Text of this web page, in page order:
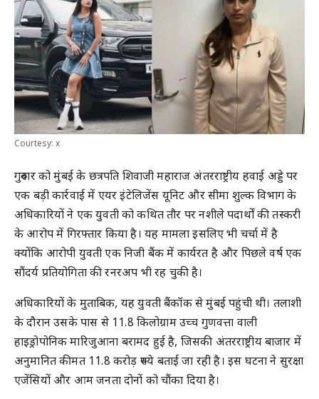
कारोबार
Courtesy: x
गुरुवार को मुंबई के छत्रपति शिवाजी महाराज अंतरराष्ट्रीय हवाई अड्डे पर
एक बड़ी कार्रवाई में एयर इंटेलिजेंस यूनिट और सीमा शुल्क विभाग के
अधिकारियों ने एक युवती को कथित तौर पर नशीले पदार्थों की तस्करी
के आरोप में गिरफ्तार किया है। यह मामला इसलिए भी चर्चा में है
क्योंकि आरोपी युवती एक निजी बैंक में कार्यरत है और पिछले वर्ष एक
सौंदर्य प्रतियोगिता की रनरअप भी रह चुकी है।
अधिकारियों के मुताबिक, यह युवती बैंकॉक से मुंबई पहुंची थी। तलाशी
के दौरान उसके पास से 11.8 किलोग्राम उच्च गुणवत्ता वाली
हाइड्रोपोनिक मारिजुआना बरामद हुई है, जिसकी अंतरराष्ट्रीय बाजार में
अनुमानित कीमत 11.8 करोड़ रुपये बताई जा रही है। इस घटना ने सुरक्षा
एजेंसियों और आम जनता दोनों को चौंका दिया है।